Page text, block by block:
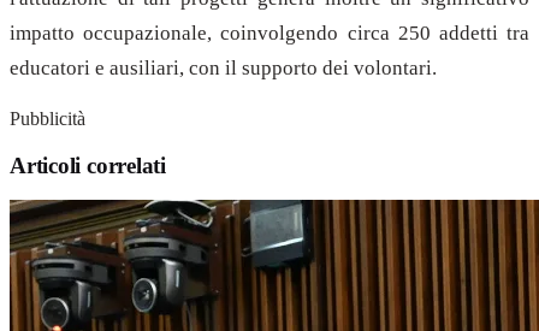
impatto occupazionale, coinvolgendo circa 250 addetti tra
educatori e ausiliari, con il supporto dei volontari.
Pubblicità
Articoli correlati